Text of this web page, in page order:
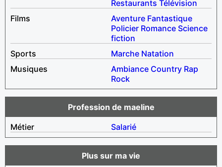
Restaurants Télévision
Films
Aventure Fantastique
Policier Romance Science
fiction
Sports
Marche Natation
Musiques
Ambiance Country Rap
Rock
Profession de maeline
Métier
Salarié
Plus sur ma vie